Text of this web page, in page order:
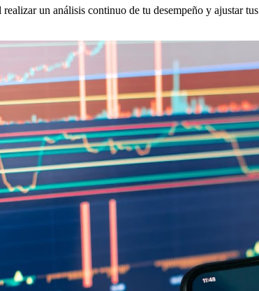
un análisis continuo de tu desempeño y ajustar tus